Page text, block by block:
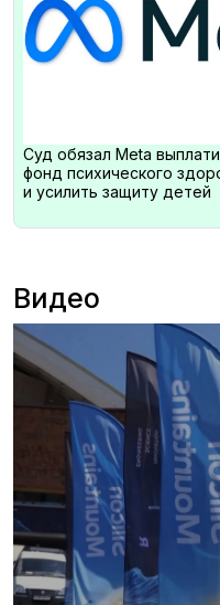
Суд обязал Meta
фонд психического
и усилить защиту детей
Видео